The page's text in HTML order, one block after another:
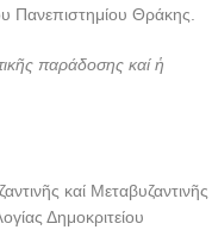
Πανεπιστημίου Θράκης.
παράδοσης καί ἡ
καί Μεταβυζαντινῆς
Δημοκριτείου